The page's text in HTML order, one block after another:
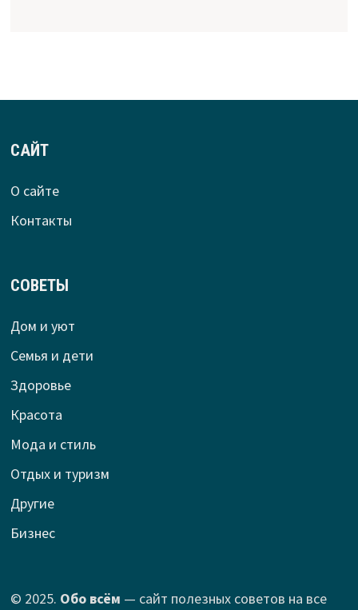
САЙТ
О сайте
Контакты
СОВЕТЫ
Дом и уют
Семья и дети
Здоровье
Красота
Мода и стиль
Отдых и туризм
Другие
Бизнес
© 2025. Обо всём — сайт полезных советов на все